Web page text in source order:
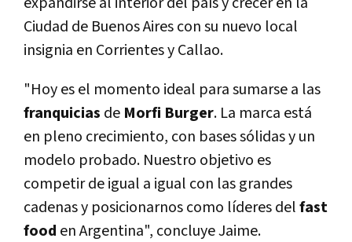
Ciudad de Buenos Aires con su nuevo local
insignia en Corrientes y Callao.
"Hoy es el momento ideal para sumarse a las
franquicias de Morfi Burger. La marca está
en pleno crecimiento, con bases sólidas y un
modelo probado. Nuestro objetivo es
competir de igual a igual con las grandes
cadenas y posicionarnos como líderes delfast
food en Argentina", concluye Jaime.